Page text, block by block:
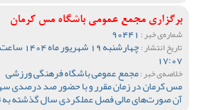
برگزاری مجمع عمومی باشگاه مس کرمان
شماره‌ی خبر :
تاریخ انتشار : چهارشنبه 19 شهریور ماه 1404 ساعت
17:07
خلاصه‌ی خبر :مجمع عمومی باشگاه فرهنگی ورزشی
مس کرمان در زمان مقرر و با حضور صد درصدی
آن صورت‌های مالی فصل عملکردی سال گذشته